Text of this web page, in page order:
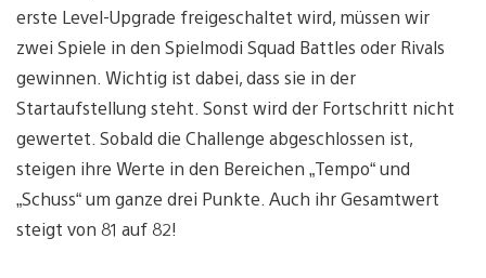
erste Level-Upgrade freigeschaltet wird, müssen wir
zwei Spiele in den Spielmodi Squad Battles oder Rivals
gewinnen. Wichtig ist dabei, dass sie in der
Startaufstellung steht. Sonst wird der Fortschritt nicht
gewertet. Sobald die Challenge abgeschlossen ist,
steigen ihre Werte in den Bereichen „Tempo“ und
„Schuss“ um ganze drei Punkte. Auch ihr Gesamtwert
steigt von 81 auf 82!